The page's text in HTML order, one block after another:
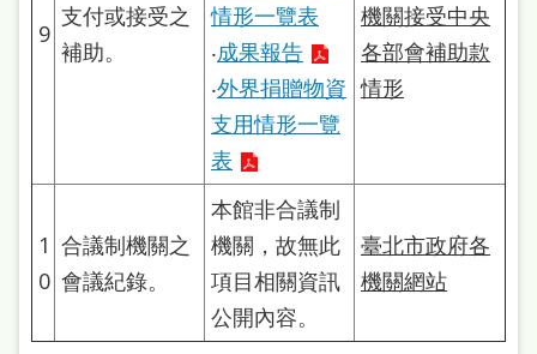
政
資
開
放
9
支付或接受之
補助。
情形一覽表
‧成果報告
‧外界捐贈物資
支用情形一覽
表
機關接受中央
各部會補助款
情形
1
0
合議制機關之
會議紀錄。
本館非合議制
機關，故無此
項目相關資訊
公開內容。
臺北市政府各
機關網站